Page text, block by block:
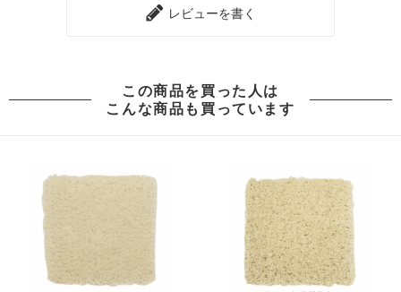
レビューを書く
この商品を買った人は
こんな商品も買っています